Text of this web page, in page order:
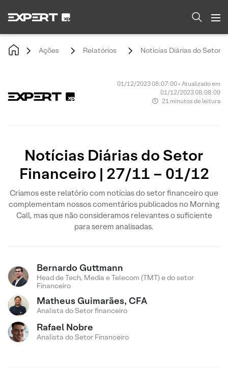
Ações Relatórios Notícias Diárias do Setor
01/12/2023 08:07:00 • Atualizado em
01/12/2023 08:08:09
21 minutos de leitura
Notícias Diárias do Setor
Financeiro | 27/11 – 01/12
Criamos este relatório com notícias do setor financeiro que
complementam nossos comentários publicados no Morning
Call, mas que não consideramos relevantes o suficiente
para serem analisadas.
Bernardo Guttmann
Head de Tech, Media e Telecom (TMT) e do setor
Financeiro
Matheus Guimarães, CFA
Analista do Setor financeiro
Rafael Nobre
Analista do Setor Financeiro